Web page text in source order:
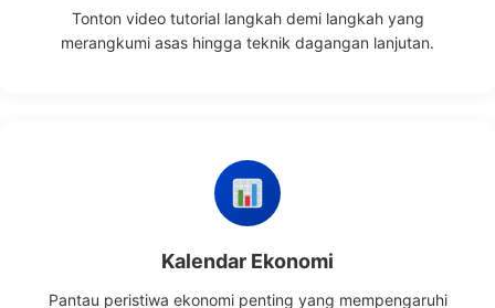
Tonton video tutorial langkah demi langkah yang
merangkumi asas hingga teknik dagangan lanjutan.
Kalendar Ekonomi
Pantau peristiwa ekonomi penting yang mempengaruhi